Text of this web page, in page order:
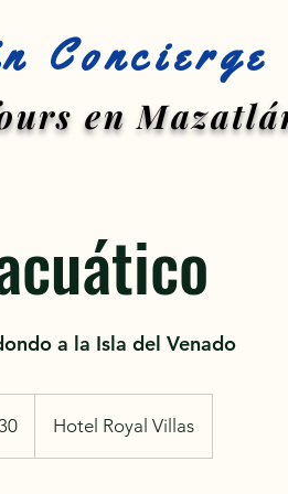
Concierge
en
a la Isla del Venado
Hotel Royal Villas